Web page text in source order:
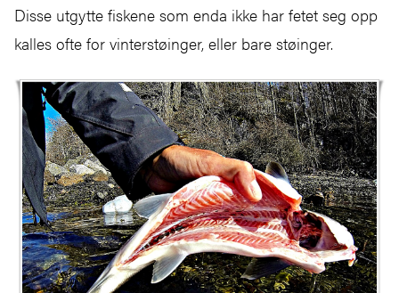
Disse utgytte fiskene som enda ikke har fetet seg opp
kalles ofte for vinterstøinger, eller bare støinger.